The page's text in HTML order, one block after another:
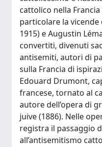
cattolico nella
particolare la vicende
1915) e Augustin
convertiti, divenuti
antisemiti, autori di
sulla Francia di
Edouard Drumont,
francese, tornato al
autore dell’opera di
juive (1886). Nelle
registra il passaggio
all’antisemitismo